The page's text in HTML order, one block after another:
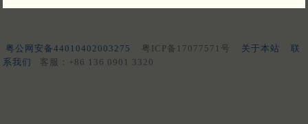
粤公网安备44010402003275 粤ICP备17077571号 关于本站
联
系我们
客服：+86 136 0901 3320